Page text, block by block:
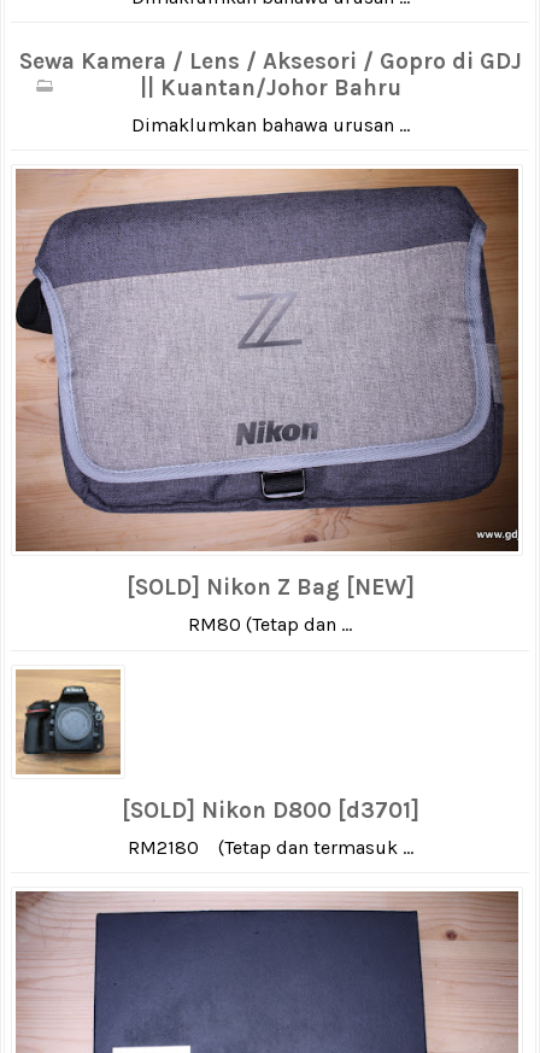
Sewa Kamera / Lens / Aksesori / Gopro di GDJ
|| Kuantan/Johor Bahru
Dimaklumkan bahawa urusan ...
[SOLD] Nikon Z Bag [NEW]
RM80 (Tetap dan ...
[SOLD] Nikon D800 [d3701]
RM2180 (Tetap dan termasuk ...